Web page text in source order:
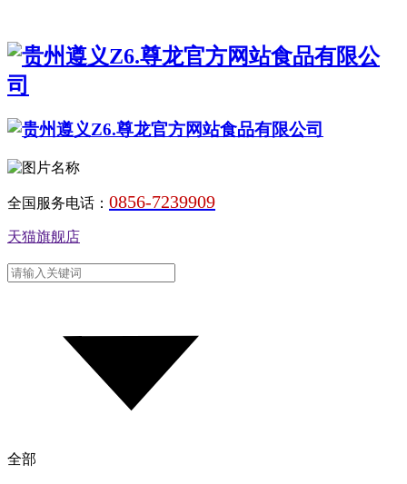
全国服务电话： 0856-7239909
天猫旗舰店
全部